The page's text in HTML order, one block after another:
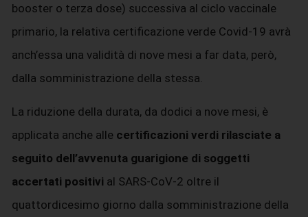
booster o terza dose) successiva al ciclo vaccinale
primario, la relativa certificazione verde Covid-19 avrà
anch’essa una validità di nove mesi a far data, però,
dalla somministrazione della stessa.
La riduzione della durata, da dodici a nove mesi, è
applicata anche alle certificazioni verdi rilasciate a
seguito dell’avvenuta guarigione di soggetti
accertati positivi al SARS-CoV-2 oltre il
quattordicesimo giorno dalla somministrazione della